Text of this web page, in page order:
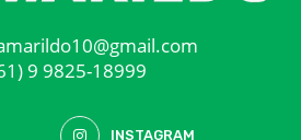
9 9825-18999
INSTAGRAM